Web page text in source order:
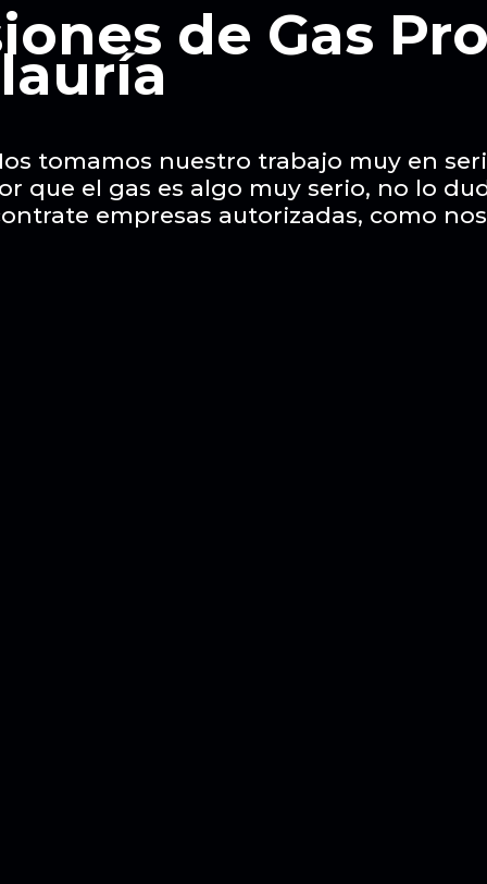
de Gas
tomamos nuestro trabajo muy en
que el gas es algo muy serio, no lo
empresas autorizadas, como